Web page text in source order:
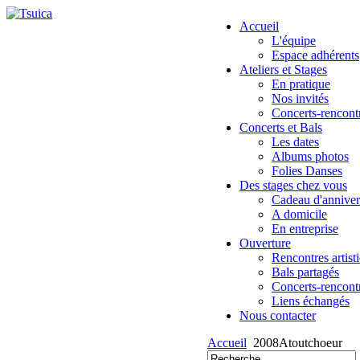
Accueil
L'équipe
Espace adhérents
Ateliers et Stages
En pratique
Nos invités
Concerts-
Concerts et Bals
Les dates
Albums photos
Folies Danses
Des stages chez vous
Cadeau
A domicile
En entreprise
Ouverture
Rencontres
Bals partagés
Concerts-
Liens échangés
Nous contacter
Accueil 2008Atoutchoeur